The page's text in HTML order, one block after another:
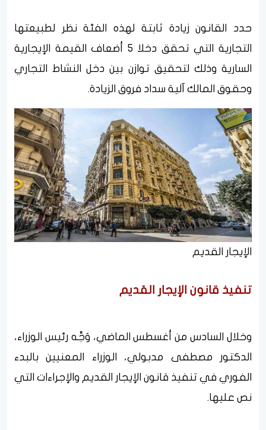
حدد القانون زيادة ثابتة لهذه الفئة نظر لطبيعتها
التجارية التي تحقق دخلا 5 أضعاف القيمة الإيجارية
السارية وذلك لتحقيق توازن بين دخل النشاط التجاري
وحقوق المالك آلية سداد فروق الزيادة.
الإيجار القديم
تنفيذ قانون الإيجار القديم
وخلال السادس من أغسطس الماضي، وَجَّه رئيس الوزراء،
الدكتور مصطفى مدبولي، الوزراء المعنيين بالبدء
الفوري في تنفيذ قانون الإيجار القديم والإجراءات التي
نص عليها.